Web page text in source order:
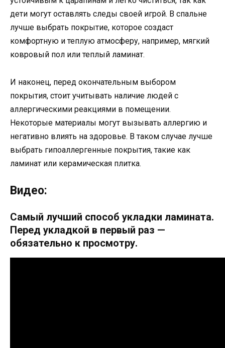
дети могут оставлять следы своей игрой. В спальне
лучше выбрать покрытие, которое создаст
комфортную и теплую атмосферу, например, мягкий
ковровый пол или теплый ламинат.
И наконец, перед окончательным выбором
покрытия, стоит учитывать наличие людей с
аллергическими реакциями в помещении.
Некоторые материалы могут вызывать аллергию и
негативно влиять на здоровье. В таком случае лучше
выбрать гипоаллергенные покрытия, такие как
ламинат или керамическая плитка.
Видео:
Самый лучший способ укладки ламината.
Перед укладкой в первый раз —
обязательно к просмотру.